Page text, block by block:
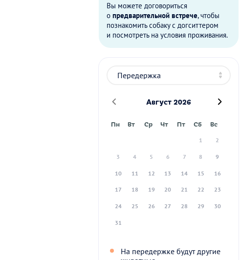
Вы можете договориться
о предварительной встрече, чтобы
познакомить собаку с догситтером
и посмотреть на условия проживания.
Август 2026
Пн Вт Ср Чт Пт Сб Вс
1 2
3 4 5 6 7 8 9
10 11 12 13 14 15 16
17 18 19 20 21 22 23
24 25 26 27 28 29 30
31
На передержке будут другие